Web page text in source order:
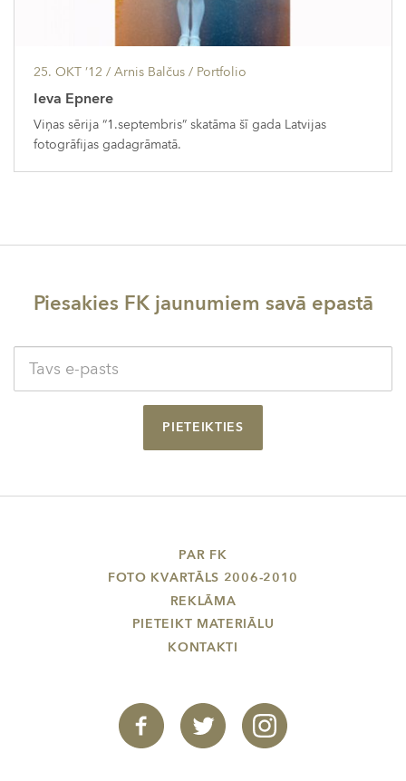
25. OKT ’12 / Arnis Balčus / Portfolio
Ieva Epnere
Viņas sērija “1.septembris” skatāma šī gada Latvijas
fotogrāfijas gadagrāmatā.
Piesakies FK jaunumiem savā epastā
PIETEIKTIES
PAR FK
FOTO KVARTĀLS 2006-2010
REKLĀMA
PIETEIKT MATERIĀLU
KONTAKTI